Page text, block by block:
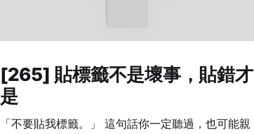
[265] 貼標籤不是壞事，貼錯才
是
「不要貼我標籤。」 這句話你一定聽過，也可能親